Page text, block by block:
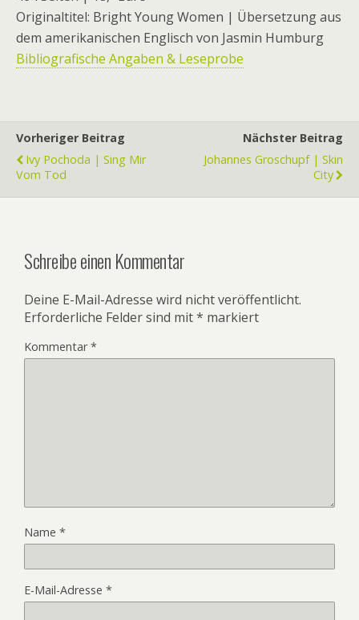
Originaltitel: Bright Young Women | Übersetzung aus
dem amerikanischen Englisch von Jasmin Humburg
Bibliografische Angaben & Leseprobe
Vorheriger Beitrag
Ivy Pochoda | Sing Mir
Vom Tod
Nächster Beitrag
Johannes Groschupf | Skin
City
Schreibe einen Kommentar
Deine E-Mail-Adresse wird nicht veröffentlicht.
Erforderliche Felder sind mit* markiert
Kommentar*
Name *
E-Mail-Adresse *